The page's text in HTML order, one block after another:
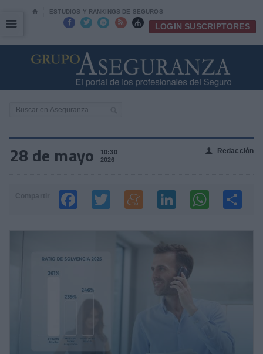
⌂ ESTUDIOS Y RANKINGS DE SEGUROS
     LOGIN SUSCRIPTORES
☰
☰
28 de mayo
10:30
2026
👤 Redacción